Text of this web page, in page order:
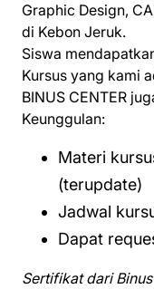
Graphic Design,
di Kebon Jeruk.
Siswa
Kursus yang kami
BINUS CENTER
Keunggulan:
Materi
(terupdate)
Jadwal
Dapat
Sertifikat dari